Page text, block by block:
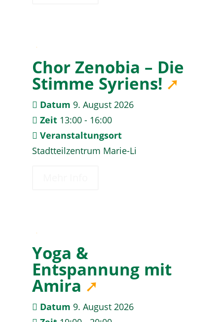
August
Chor Zenobia – Die
Stimme Syriens!
Datum 9. August 2026
Zeit 13:00 - 16:00
Veranstaltungsort
Stadtteilzentrum Marie-Li
August
Yoga &
Entspannung mit
Amira
Datum 9. August 2026